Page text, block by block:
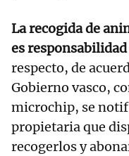
La recogida de
es
respecto, de
Gobierno vasco,
microchip, se
propietaria que
recogerlos y